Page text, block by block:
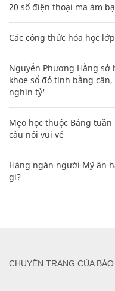
20 số điện thoại ma ám
Các công thức hóa học
Nguyễn Phương Hằng
khoe sổ đỏ tính bằng
nghìn tỷ'
Mẹo học thuộc Bảng
câu nói vui vẻ
Hàng ngàn người Mỹ ân
gì?
CHUYÊN TRANG CỦA BÁO